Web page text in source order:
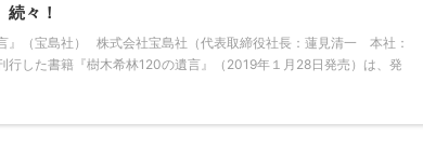
続々！
』（宝島社） 株式会社宝島社（代表取締役社長：蓮見清一 本社：
行した書籍『樹木希林120の遺言』（2019年１月28日発売）は、発